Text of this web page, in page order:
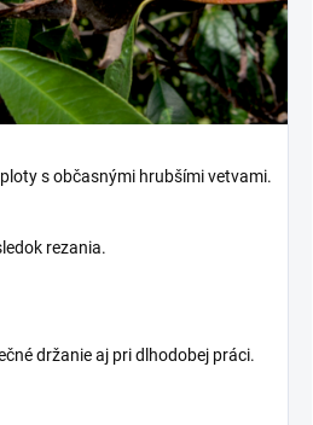
s občasnými hrubšími vetvami.
rezania.
držanie aj pri dlhodobej práci.